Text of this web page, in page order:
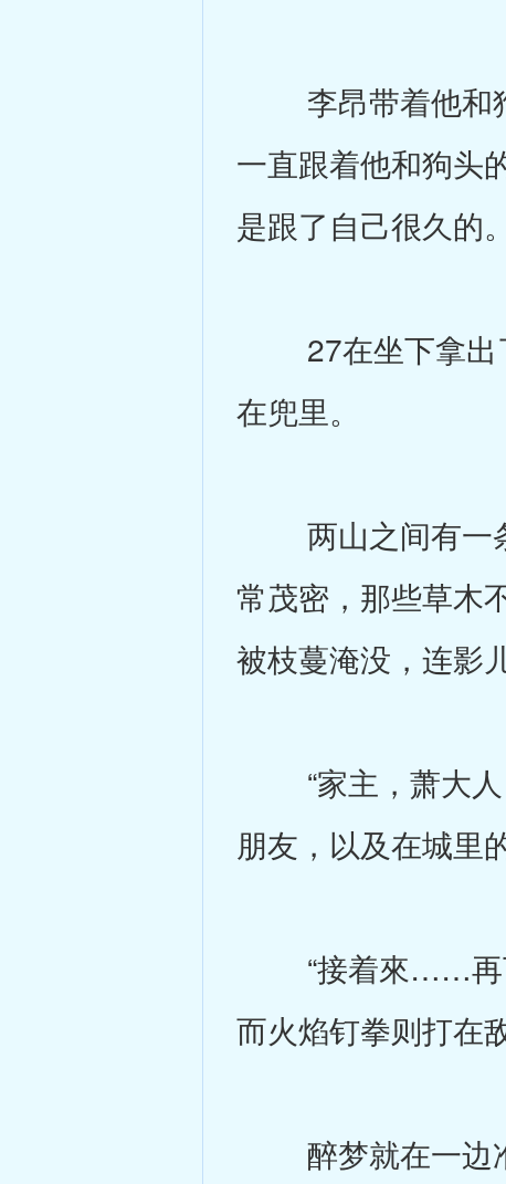
李昂带着他和狗
一直跟着他和狗头
是跟了自己很久的。
27在坐下拿出了
在兜里。
两山之间有一条
常茂密，那些草木
被枝蔓淹没，连影
“家主，萧大人
朋友，以及在城里
“接着來……再下
而火焰钉拳则打在
醉梦就在一边准